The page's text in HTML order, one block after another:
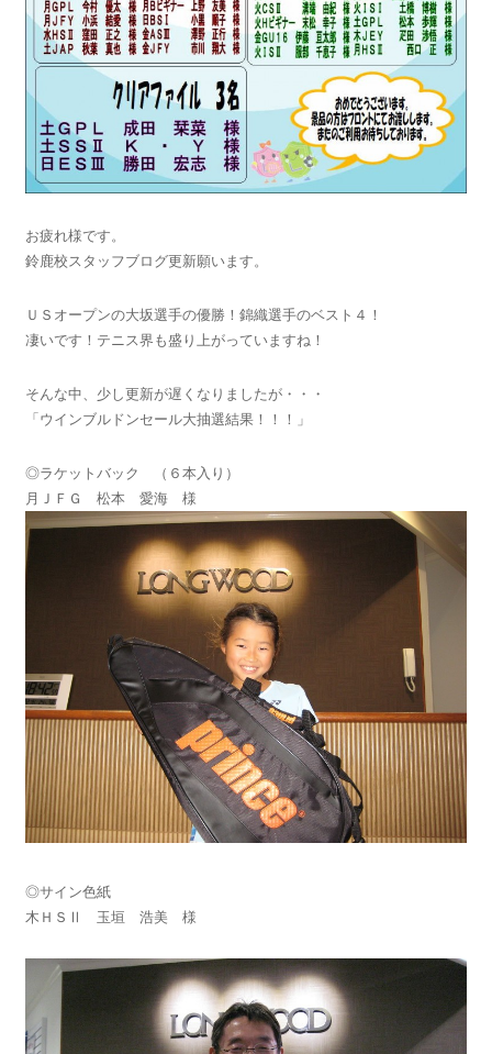
お疲れ様です。
鈴鹿校スタッフブログ更新願います。
ＵＳオープンの大坂選手の優勝！錦織選手のベスト４！
凄いです！テニス界も盛り上がっていますね！
そんな中、少し更新が遅くなりましたが・・・
「ウインブルドンセール大抽選結果！！！」
◎ラケットバック （６本入り）
月ＪＦＧ 松本 愛海 様
◎サイン色紙
木ＨＳⅡ 玉垣 浩美 様